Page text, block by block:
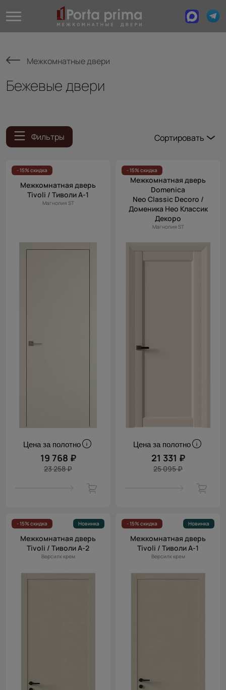
Межкомнатные двери
Бежевые двери
Фильтры
Сортировать
Цена
(возр.)
Цена (убыв.)
Cначала
новинки
- 15% скидка
Межкомнатная дверь
Tivoli / Тиволи А-1
Магнолия ST
Цена за полотно
19 768 ₽
23 258 ₽
- 15% скидка
Межкомнатная дверь
Domenica
Neo Classic Decoro /
Доменика Нео Классик
Декоро
Магнолия ST
Цена за полотно
21 331 ₽
25 095 ₽
- 15% скидка Новинка
Межкомнатная дверь
Tivoli / Тиволи А-2
Версилк крем
- 15% скидка Новинка
Межкомнатная дверь
Tivoli / Тиволи А-1
Версилк крем